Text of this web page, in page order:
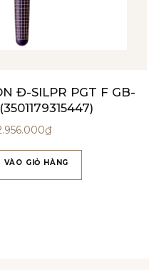
Đ-SILPR PGT F GB-
₫
VÀO GIỎ HÀNG